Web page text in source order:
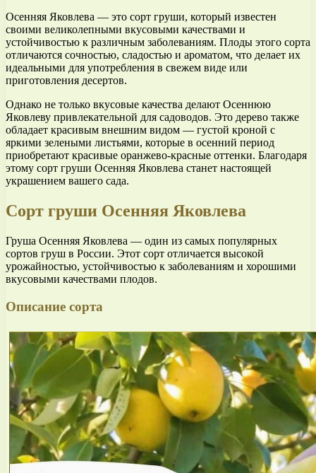
Осенняя Яковлева — это сорт груши, который известен
своими великолепными вкусовыми качествами и
устойчивостью к различным заболеваниям. Плоды этого сорта
отличаются сочностью, сладостью и ароматом, что делает их
идеальными для употребления в свежем виде или
приготовления десертов.
Однако не только вкусовые качества делают Осеннюю
Яковлеву привлекательной для садоводов. Это дерево также
обладает красивым внешним видом — густой кроной с
яркими зелеными листьями, которые в осенний период
приобретают красивые оранжево-красные оттенки. Благодаря
этому сорт груши Осенняя Яковлева станет настоящей
украшением вашего сада.
Сорт груши Осенняя Яковлева
Груша Осенняя Яковлева — один из самых популярных
сортов груш в России. Этот сорт отличается высокой
урожайностью, устойчивостью к заболеваниям и хорошими
вкусовыми качествами плодов.
Описание сорта